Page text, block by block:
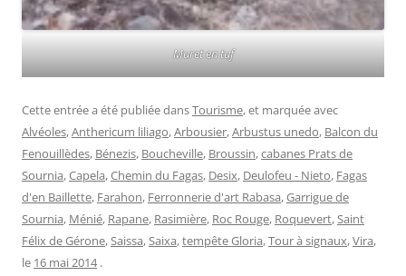
Muret en tuf
Cette entrée a été publiée dansTourisme, et marquée avec
Alvéoles,Anthericum liliago,Arbousier,Arbustus unedo, Balcon du
Fenouillèdes, Bénezis, Boucheville, Broussin,cabanes Prats de
Sournia,Capela,Chemin du Fagas, Desix, Deulofeu - Nieto, Fagas
d'en Baillette, Farahon, Ferronnerie d'art Rabasa,Garrigue de
Sournia, Ménié, Rapane, Rasimière, Roc Rouge, Roquevert, Saint
Félix de Gérone, Saissa, Saixa,tempête Gloria,Tour à signaux,Vira,
le 16 mai 2014 .